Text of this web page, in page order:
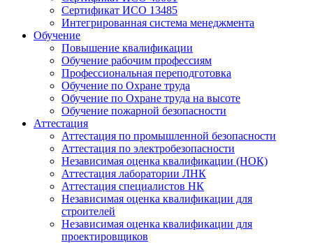
Сертификат ИСО 13485
Интегрированная система менеджмента
Обучение
Повышение квалификации
Обучение рабочим профессиям
Профессиональная переподготовка
Обучение по Охране труда
Обучение по Охране труда на высоте
Обучение пожарной безопасности
Аттестация
Аттестация по промышленной безопасности
Аттестация по электробезопасности
Независимая оценка квалификации (НОК)
Аттестация лаборатории ЛНК
Аттестация специалистов НК
Независимая оценка квалификации для
строителей
Независимая оценка квалификации для
проектировщиков